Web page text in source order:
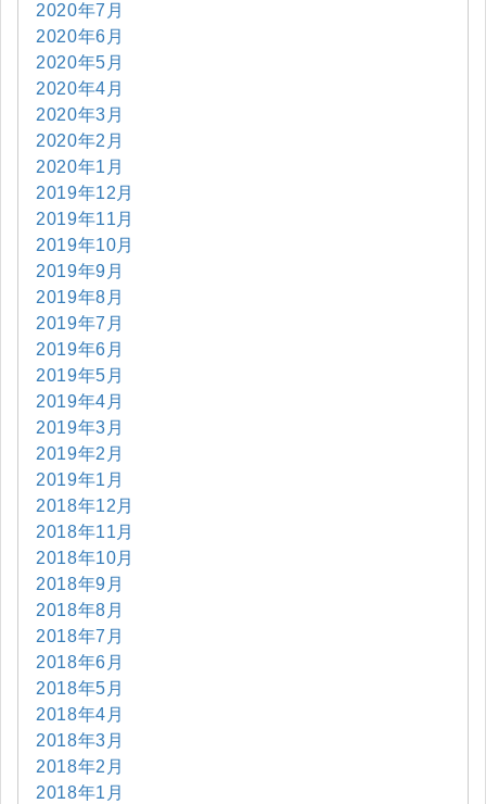
2020年7月
2020年6月
2020年5月
2020年4月
2020年3月
2020年2月
2020年1月
2019年12月
2019年11月
2019年10月
2019年9月
2019年8月
2019年7月
2019年6月
2019年5月
2019年4月
2019年3月
2019年2月
2019年1月
2018年12月
2018年11月
2018年10月
2018年9月
2018年8月
2018年7月
2018年6月
2018年5月
2018年4月
2018年3月
2018年2月
2018年1月